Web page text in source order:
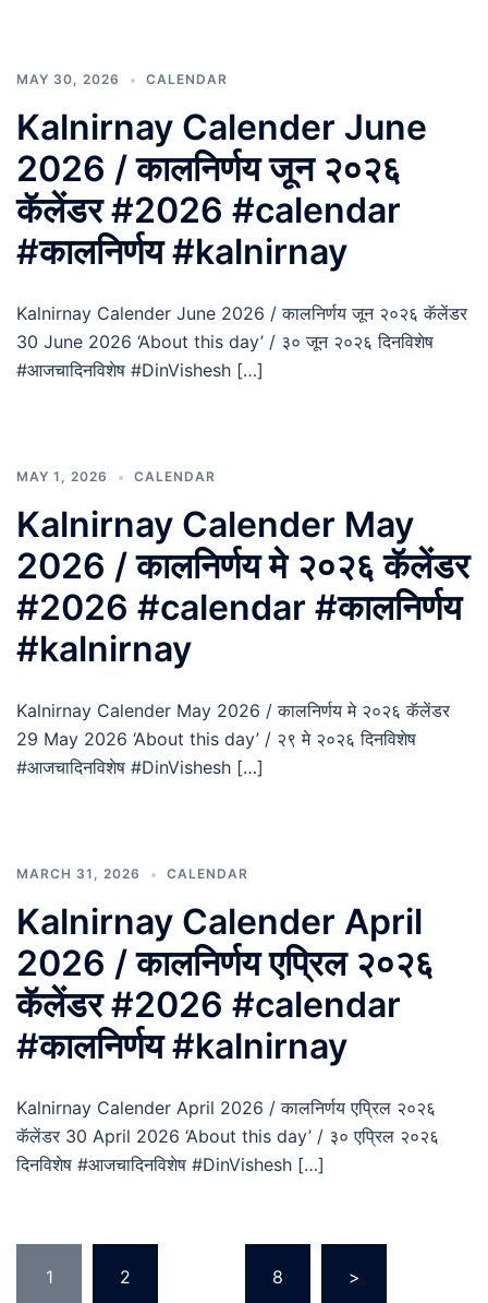
MAY 30, 2026 CALENDAR
Kalnirnay Calender June
2026 / कालनिर्णय जून २०२६
कॅलेंडर #2026 #calendar
#कालनिर्णय #kalnirnay
Kalnirnay Calender June 2026 / कालनिर्णय जून २०२६ कॅलेंडर
30 June 2026 ‘About this day’ / ३० जून २०२६ दिनविशेष
#आजचादिनविशेष #DinVishesh […]
MAY 1, 2026 CALENDAR
Kalnirnay Calender May
2026 / कालनिर्णय मे २०२६ कॅलेंडर
#2026 #calendar #कालनिर्णय
#kalnirnay
Kalnirnay Calender May 2026 / कालनिर्णय मे २०२६ कॅलेंडर
29 May 2026 ‘About this day’ / २९ मे २०२६ दिनविशेष
#आजचादिनविशेष #DinVishesh […]
MARCH 31, 2026 CALENDAR
Kalnirnay Calender April
2026 / कालनिर्णय एप्रिल २०२६
कॅलेंडर #2026 #calendar
#कालनिर्णय #kalnirnay
Kalnirnay Calender April 2026 / कालनिर्णय एप्रिल २०२६
कॅलेंडर 30 April 2026 ‘About this day’ / ३० एप्रिल २०२६
दिनविशेष #आजचादिनविशेष #DinVishesh […]
pagination
1 2 8 >